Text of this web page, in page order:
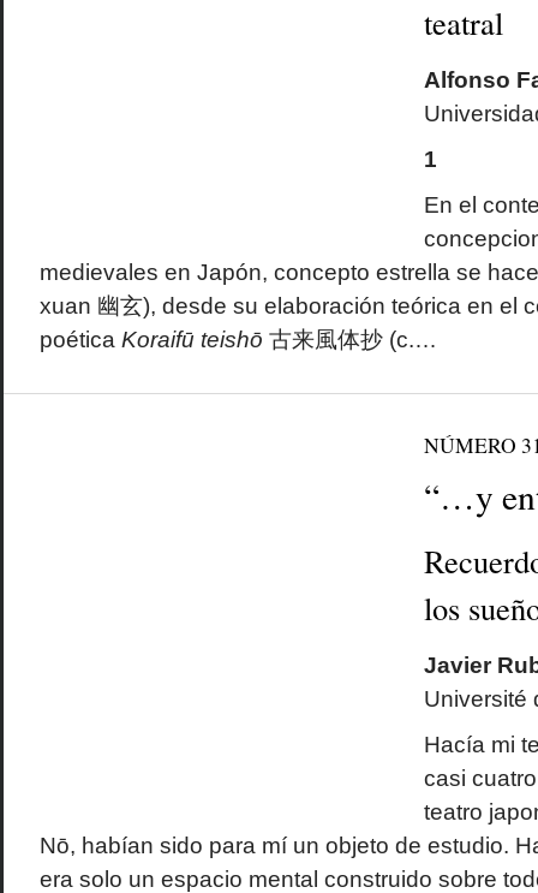
teatral
Alfonso
1
En el
medievales en Japón, concepto estrella se
xuan 幽玄), desde su elaboración teórica en el
poética Koraifū teishō 古来風体抄 (c.…
NÚMERO
“…y
los
Javier
Université
Hacía mi
casi
teatro
Nō, habían sido para mí un objeto de estudio.
era solo un espacio mental construido sobre